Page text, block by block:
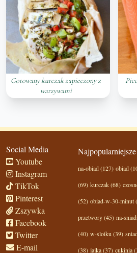
Gotowany kurczak zapieczony z
warzywami
Social Media
Youtube
Instagram
TikTok
Pinterest
Zszywka
Facebook
Twitter
E-mail
na-obiad (127) obiad
(69) kurczak (68)
(52) obiad-w-30-minut
przetwory (45) na-
(40) w-sloiku (39)
(38) jajka (37) cukinia